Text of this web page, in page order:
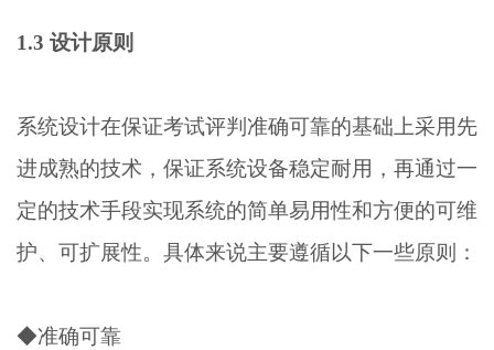
1.3 设计原则
系统设计在保证考试评判准确可靠的基础上采用先
进成熟的技术，保证系统设备稳定耐用，再通过一
定的技术手段实现系统的简单易用性和方便的可维
护、可扩展性。具体来说主要遵循以下一些原则：
◆准确可靠